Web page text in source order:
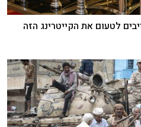
לטעום את הקייטרינג הזה